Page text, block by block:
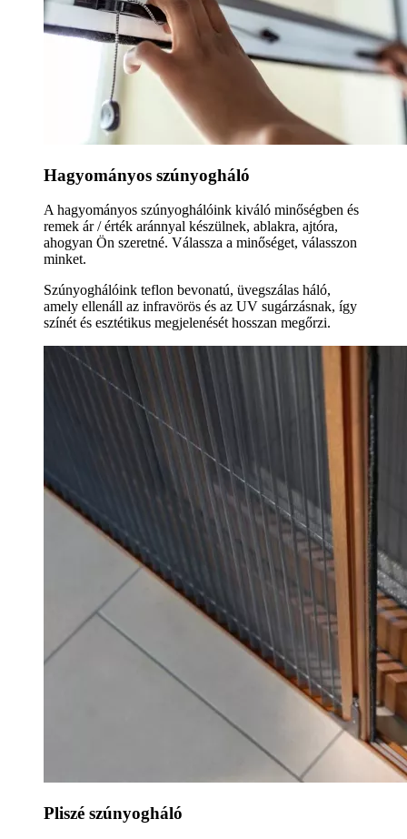
Hagyományos szúnyogháló
A hagyományos szúnyoghálóink kiváló minőségben és
remek ár / érték aránnyal készülnek, ablakra, ajtóra,
ahogyan Ön szeretné. Válassza a minőséget, válasszon
minket.
Szúnyoghálóink teflon bevonatú, üvegszálas háló,
amely ellenáll az infravörös és az UV sugárzásnak, így
színét és esztétikus megjelenését hosszan megőrzi.
Pliszé szúnyogháló